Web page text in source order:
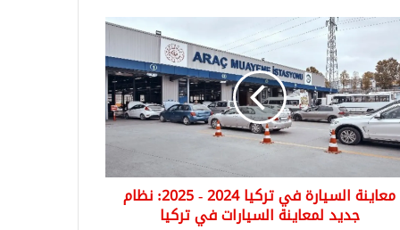
2025:
معاينة السيارة في تركيا 2024 - 2025: نظام
جديد لمعاينة السيارات في تركيا